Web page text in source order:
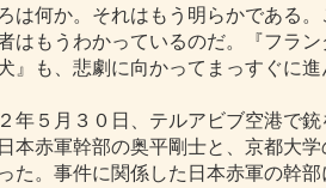
は何か。それはもう明らかである
はもうわかっているのだ。『フラ
』も、悲劇に向かってまっすぐに
年５月３０日、テルアビブ空港で
本赤軍幹部の奥平剛士と、京都大
た。事件に関係した日本赤軍の幹